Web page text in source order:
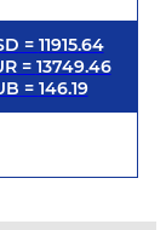
= 11915.64
= 13749.46
= 146.19